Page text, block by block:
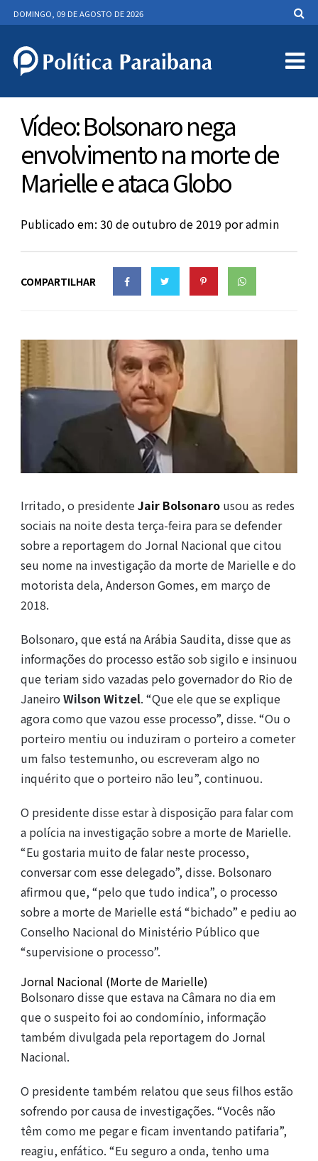
DOMINGO, 09 DE AGOSTO DE 2026
Vídeo: Bolsonaro nega
envolvimento na morte de
Marielle e ataca Globo
Publicado em: 30 de outubro de 2019 poradmin
COMPARTILHAR
Irritado, o presidenteJair Bolsonarousou as redes
sociais na noite desta terça-feira para se defender
sobre a reportagem do Jornal Nacional que citou
seu nome na investigação da morte de Marielle e do
motorista dela, Anderson Gomes, em março de
2018.
Bolsonaro, que está na Arábia Saudita, disse que as
informações do processo estão sob sigilo e insinuou
que teriam sido vazadas pelo governador do Rio de
JaneiroWilson Witzel. “Que ele que se explique
agora como que vazou esse processo”, disse. “Ou o
porteiro mentiu ou induziram o porteiro a cometer
um falso testemunho, ou escreveram algo no
inquérito que o porteiro não leu”, continuou.
O presidente disse estar à disposição para falar com
a polícia na investigação sobre a morte de Marielle.
“Eu gostaria muito de falar neste processo,
conversar com esse delegado”, disse. Bolsonaro
afirmou que, “pelo que tudo indica”, o processo
sobre a morte de Marielle está “bichado” e pediu ao
Conselho Nacional do Ministério Público que
“supervisione o processo”.
Jornal Nacional (Morte de Marielle)
Bolsonaro disse que estava na Câmara no dia em
que o suspeito foi ao condomínio, informação
também divulgada pela reportagem do Jornal
Nacional.
O presidente também relatou que seus filhos estão
sofrendo por causa de investigações. “Vocês não
têm como me pegar e ficam inventando patifaria”,
reagiu, enfático. “Eu seguro a onda, tenho uma